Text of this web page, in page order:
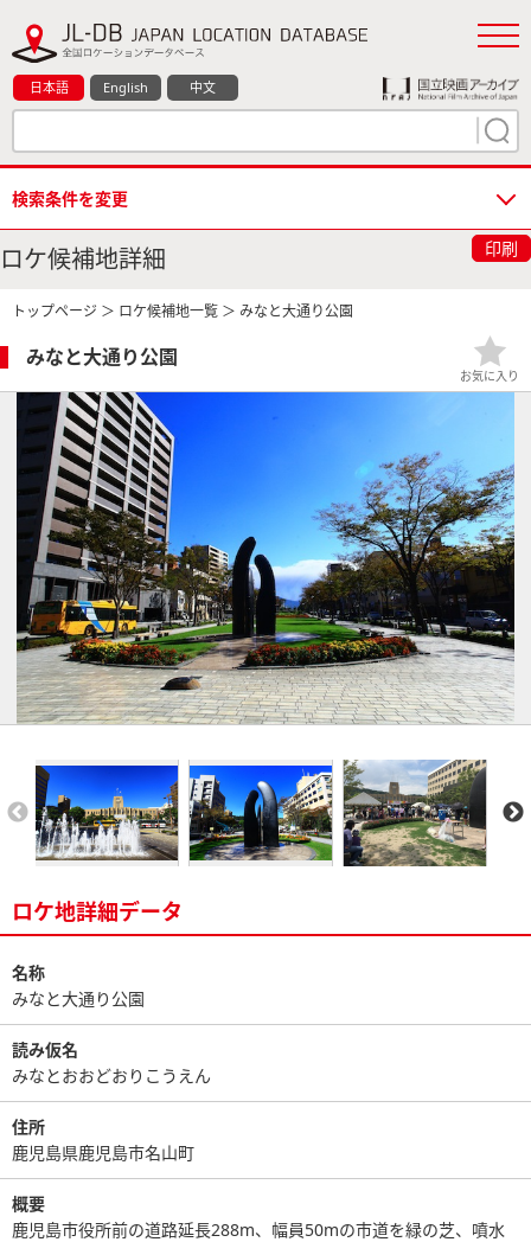
日本語 English 中文
検索条件を変更
ロケ候補地詳細 印刷
トップページ ＞ ロケ候補地一覧 ＞ みなと大通り公園
みなと大通り公園
お気に入り
ロケ地詳細データ
名称
みなと大通り公園
読み仮名
みなとおおどおりこうえん
住所
鹿児島県鹿児島市名山町
概要
鹿児島市役所前の道路延長288m、幅員50mの市道を緑の芝、噴水